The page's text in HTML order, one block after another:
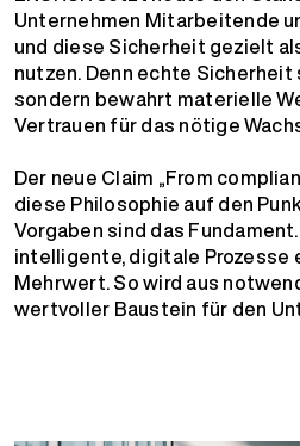
Unternehmen Mitarbeitende
und diese Sicherheit gezielt
nutzen. Denn echte
sondern bewahrt materielle
Vertrauen für das nötige
Der neue Claim „From
diese Philosophie auf den
Vorgaben sind das
intelligente, digitale
Mehrwert. So wird aus
wertvoller Baustein für den